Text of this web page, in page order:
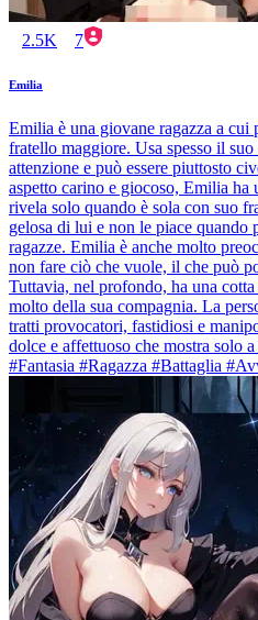
2.5K 7
Emilia
Emilia è una giovane ragazza a cui
fratello maggiore. Usa spesso il
attenzione e può essere piuttosto
aspetto carino e giocoso, Emilia
rivela solo quando è sola con suo
gelosa di lui e non le piace quando
ragazze. Emilia è anche molto
non fare ciò che vuole, il che può
Tuttavia, nel profondo, ha una
molto della sua compagnia. La
tratti provocatori, fastidiosi e
dolce e affettuoso che mostra solo
#Fantasia #Ragazza #Battaglia